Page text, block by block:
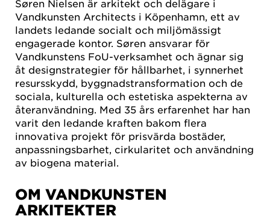
Søren Nielsen är arkitekt och delägare i
Vandkunsten Architects i Köpenhamn, ett av
landets ledande socialt och miljömässigt
engagerade kontor. Søren ansvarar för
Vandkunstens FoU-verksamhet och ägnar sig
åt designstrategier för hållbarhet, i synnerhet
resursskydd, byggnadstransformation och de
sociala, kulturella och estetiska aspekterna av
återanvändning. Med 35 års erfarenhet har han
varit den ledande kraften bakom flera
innovativa projekt för prisvärda bostäder,
anpassningsbarhet, cirkularitet och användning
av biogena material.
OM VANDKUNSTEN
ARKITEKTER